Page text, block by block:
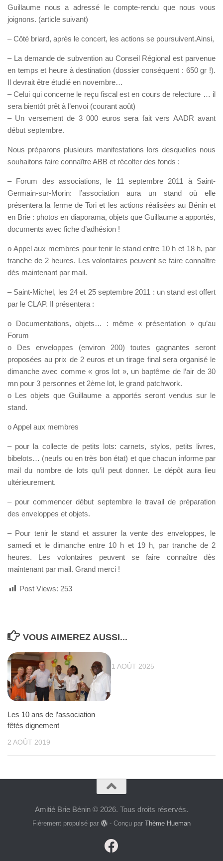
Guillaume nous a adressé le compte-rendu que nous vous
joignons. (article suivant)
– Côté briard, après le concert, les actions se poursuivent.Ainsi,
– La demande de subvention au Conseil Régional est parvenue
en temps et heure à destination (dossier conséquent : 650 gr !).
Il devrait être étudié en novembre…
– Celui qui concerne le reçu fiscal est en cours de relecture … il
sera bientôt prêt à l’envoi (courant août)
– Un versement de 3 000 euros sera fait vers AADR avant
début septembre.
Nous préparons plusieurs manifestations lors desquelles nous
souhaitons faire connaître ABB et récolter des fonds :
– Forum des associations, le 11 septembre 2011 à Saint-
Germain-sur-Morin: l’association aura un stand où elle
présentera la ferme de Tori et les actions réalisées au Bénin et
en Brie : photos en diaporama, objets que Guillaume a apportés,
documents avec fiche d’adhésion !
o Appel aux membres pour tenir le stand entre 10 h et 18 h, par
tranche de 2 heures. Les volontaires peuvent se faire connaître
dès maintenant par mail.
– Saint-Michel, les 24 et 25 septembre 2011 : un stand est offert
par le CLAP. Il présentera :
o Documentations, objets… : même « présentation » qu’au
Forum
o Des enveloppes (environ 200) toutes gagnantes seront
proposées au prix de 2 euros et un tirage final sera organisé le
dimanche avec comme « gros lot », un baptême de l’air de 30
mn pour 3 personnes et 2ème lot, le grand patchwork.
o Les objets que Guillaume a apportés seront vendus sur le
stand.
o Appel aux membres
– pour la collecte de petits lots: carnets, stylos, petits livres,
bibelots… (neufs ou en très bon état) et que chacun informe par
mail du nombre de lots qu’il peut donner. Le dépôt aura lieu
ultérieurement.
– pour commencer début septembre le travail de préparation
des enveloppes et objets.
– Pour tenir le stand et assurer la vente des enveloppes, le
samedi et le dimanche entre 10 h et 19 h, par tranche de 2
heures. Les volontaires peuvent se faire connaître dès
maintenant par mail. Grand merci !
Post Views: 253
VOUS AIMEREZ AUSSI...
Les 10 ans de l’association
fêtés dignement
2 AOÛT 2019
1 AOÛT 2025
Amitié Brie Bénin © 2026. Tous droits réservés.
Fièrement propulsé par - Conçu par Thème Hueman